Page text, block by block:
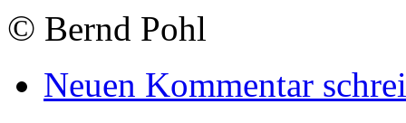
© Bernd Pohl
Neuen Kommentar